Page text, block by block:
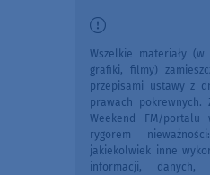
Wszelkie materiały
grafiki, filmy)
przepisami ustawy z
prawach pokrewnych.
Weekend FM/
rygorem
jakiekolwiek inne
informacji,